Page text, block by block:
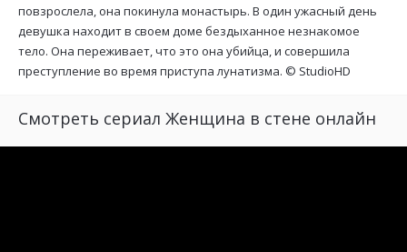
повзрослела, она покинула монастырь. В один ужасный день
девушка находит в своем доме бездыханное незнакомое
тело. Она переживает, что это она убийца, и совершила
преступление во время приступа лунатизма. © StudioHD
Смотреть сериал Женщина в стене онлайн